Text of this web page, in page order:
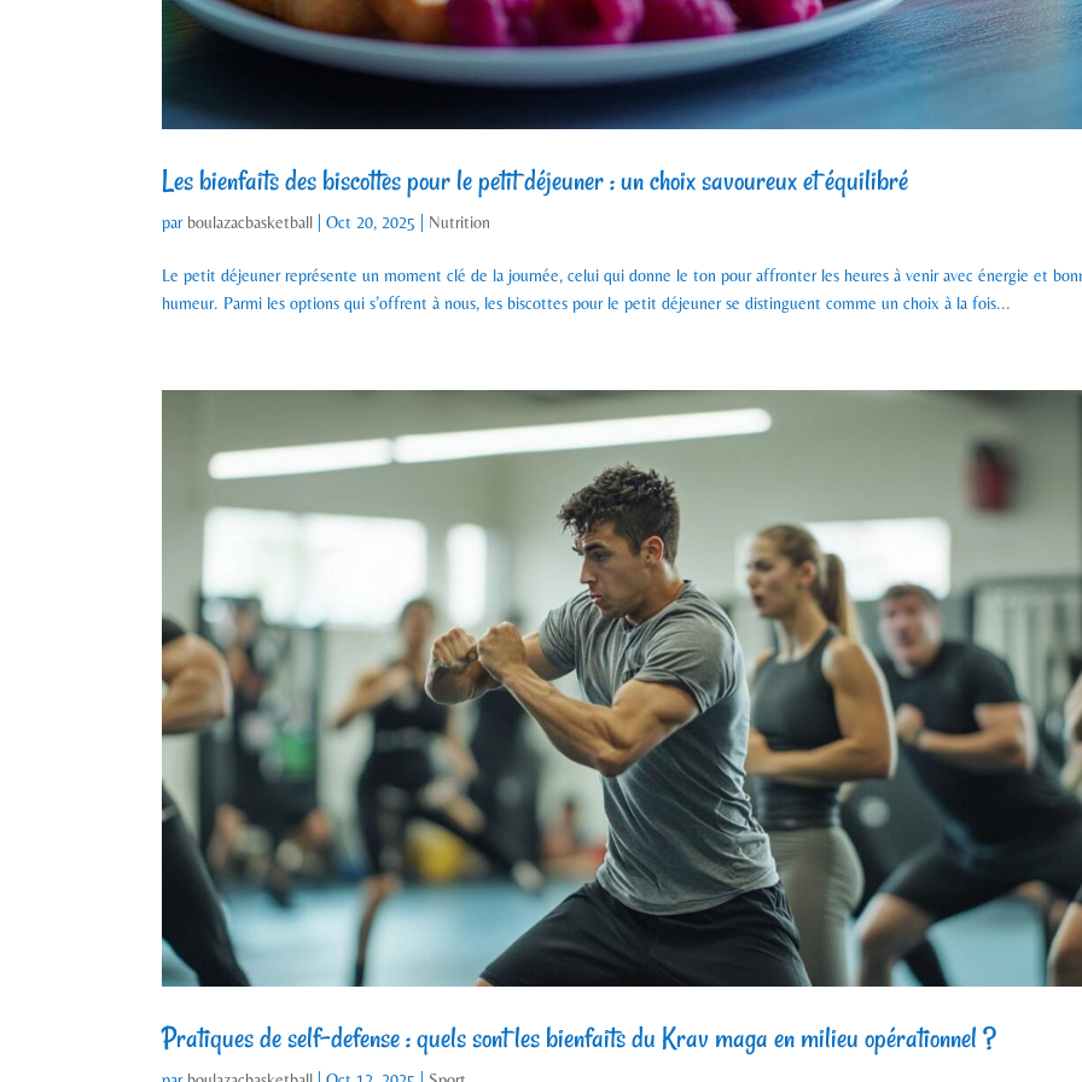
Les bienfaits des biscottes pour le petit déjeuner : un choix savoureux et équilibré
par boulazacbasketball |Oct 20, 2025 Nutrition
Le petit déjeuner représente un moment clé de la journée, celui qui donne le ton pour affronter les heures à venir avec énergie et
humeur. Parmi les options qui s’offrent à nous, les biscottes pour le petit déjeuner se distinguent comme un choix à la fois...
Pratiques de self-defense : quels sont les bienfaits du Krav maga en milieu opérationnel ?